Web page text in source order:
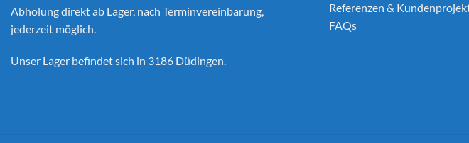
Abholung direkt ab Lager, nach Terminvereinbarung,
jederzeit möglich.
Unser Lager befindet sich in 3186 Düdingen.
Referenzen &
FAQs